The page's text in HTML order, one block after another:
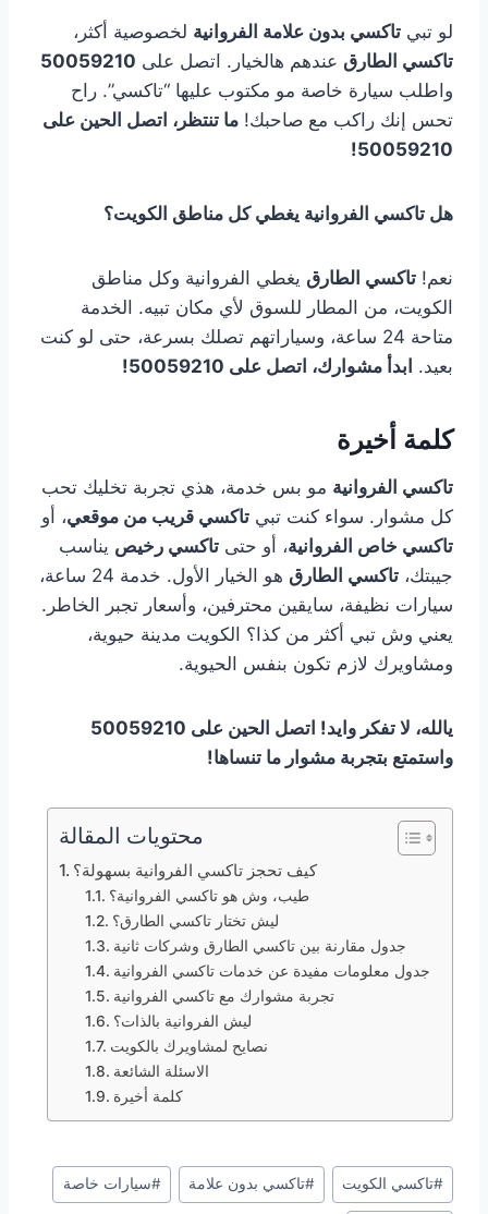
لو تبي تاكسي بدون علامة الفروانية لخصوصية أكثر،
تاكسي الطارق عندهم هالخيار. اتصل على 50059210
واطلب سيارة خاصة مو مكتوب عليها “تاكسي”. راح
تحس إنك راكب مع صاحبك! ما تنتظر، اتصل الحين على
50059210!
هل تاكسي الفروانية يغطي كل مناطق الكويت؟
نعم! تاكسي الطارق يغطي الفروانية وكل مناطق
الكويت، من المطار للسوق لأي مكان تبيه. الخدمة
متاحة 24 ساعة، وسياراتهم تصلك بسرعة، حتى لو كنت
بعيد. ابدأ مشوارك، اتصل على 50059210!
كلمة أخيرة
تاكسي الفروانية مو بس خدمة، هذي تجربة تخليك تحب
كل مشوار. سواء كنت تبي تاكسي قريب من موقعي، أو
تاكسي خاص الفروانية، أو حتى تاكسي رخيص يناسب
جيبتك، تاكسي الطارق
هو الخيار الأول. خدمة 24 ساعة،
سيارات نظيفة، سايقين محترفين، وأسعار تجبر الخاطر.
يعني وش تبي أكثر من كذا؟ الكويت مدينة حيوية،
ومشاويرك لازم تكون بنفس الحيوية.
يالله، لا تفكر وايد! اتصل الحين على 50059210
واستمتع بتجربة مشوار ما تنساها!
محتويات المقالة
كيف تحجز تاكسي الفروانية بسهولة؟
طيب، وش هو تاكسي الفروانية؟
ليش تختار تاكسي الطارق؟
جدول مقارنة بين تاكسي الطارق وشركات ثانية
جدول معلومات مفيدة عن خدمات تاكسي الفروانية
تجربة مشوارك مع تاكسي الفروانية
ليش الفروانية بالذات؟
نصايح لمشاويرك بالكويت
الاسئلة الشائعة
كلمة أخيرة
وسوم
المقال:
#تاكسي الكويت #تاكسي بدون علامة #سيارات خاصة